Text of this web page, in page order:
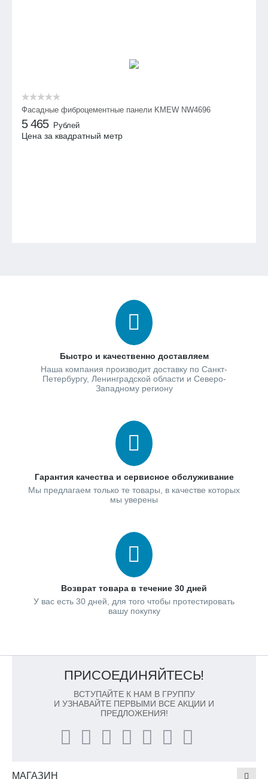
Фасадные фиброцементные панели KMEW NW4696
5 465 Рублей
Цена за квадратный метр
Быстро и качественно доставляем
Наша компания производит доставку по Санкт-
Петербургу, Ленинградской области и Северо-
Западному региону
Гарантия качества и сервисное обслуживание
Мы предлагаем только те товары, в качестве которых
мы уверены
Возврат товара в течение 30 дней
У вас есть 30 дней, для того чтобы протестировать
вашу покупку
ПРИСОЕДИНЯЙТЕСЬ!
ВСТУПАЙТЕ К НАМ В ГРУППУ
И УЗНАВАЙТЕ ПЕРВЫМИ ВСЕ АКЦИИ И
ПРЕДЛОЖЕНИЯ!
МАГАЗИН